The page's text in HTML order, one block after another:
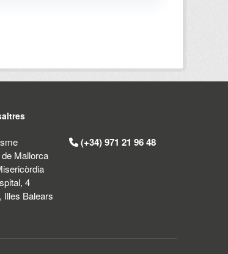
Mallorca
4
Illes Balears
(+34) 971 21 96 48